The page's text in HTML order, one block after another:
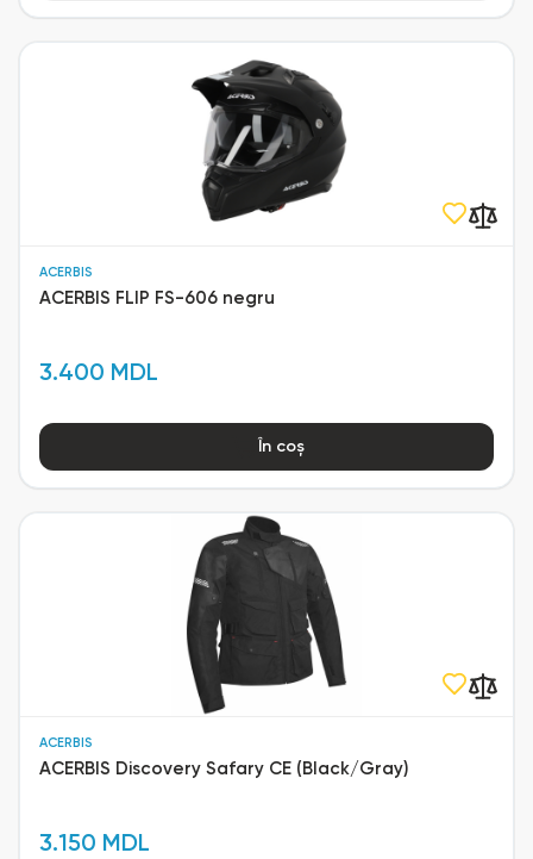
ACERBIS
ACERBIS FLIP FS-606 negru
3.400 MDL
În coș
ACERBIS
ACERBIS Discovery Safary CE (Black/Gray)
3.150 MDL